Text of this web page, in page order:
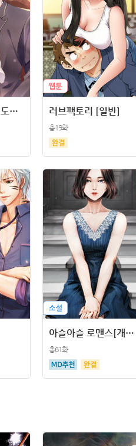
대표님, 사모님이 도망가요 러브팩토리 [일반]
총19화
아슬아슬 로맨스[개정판]
총61화